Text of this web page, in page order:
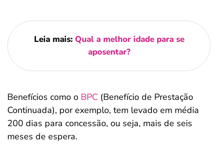
Leia mais: Qual a melhor idade para se
aposentar?
Benefícios como o BPC (Benefício de Prestação
Continuada), por exemplo, tem levado em média
200 dias para concessão, ou seja, mais de seis
meses de espera.